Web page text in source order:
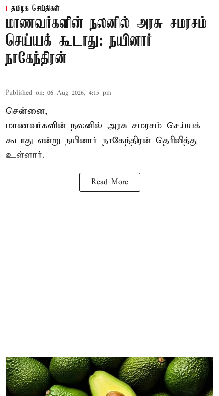
தமிழக செய்திகள்
மாணவர்களின் நலனில் அரசு சமரசம்
செய்யக் கூடாது: நயினார்
நாகேந்திரன்
Published on: 06 Aug 2026, 4:15 pm
சென்னை,
மாணவர்களின் நலனில் அரசு சமரசம் செய்யக்
கூடாது என்று நயினார் நாகேந்திரன் தெரிவித்து
உள்ளார்.
Read More